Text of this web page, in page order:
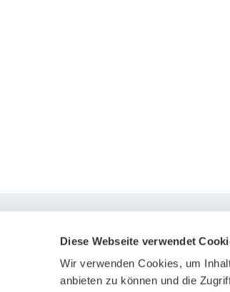
Diese Webseite verwendet
Wir verwenden Cookies, um
anbieten zu können und die
Unternehmensprofile
Termine